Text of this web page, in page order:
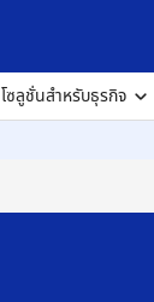
โซลูชั่นสำหรับธุรกิจ